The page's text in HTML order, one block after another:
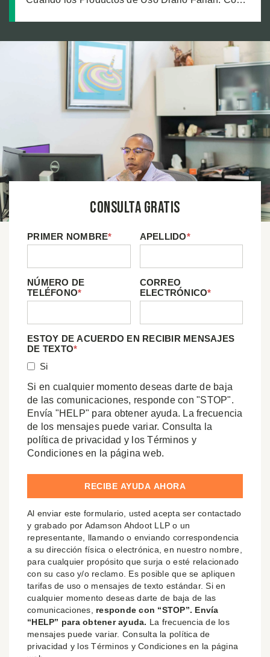
Consulta Gratis
PRIMER NOMBRE* APELLIDO*
NÚMERO DE
TELÉFONO*
CORREO
ELECTRÓNICO*
ESTOY DE ACUERDO EN RECIBIR MENSAJES
DE TEXTO*
Si
Si en cualquier momento deseas darte de baja
de las comunicaciones, responde con "STOP".
Envía "HELP" para obtener ayuda. La frecuencia
de los mensajes puede variar. Consulta la
política de privacidad y los Términos y
Condiciones en la página web.
Al enviar este formulario, usted acepta ser contactado
y grabado por Adamson Ahdoot LLP o un
representante, llamando o enviando correspondencia
a su dirección física o electrónica, en nuestro nombre,
para cualquier propósito que surja o esté relacionado
con su caso y/o reclamo. Es posible que se apliquen
tarifas de uso o mensajes de texto estándar. Si en
cualquier momento deseas darte de baja de las
comunicaciones, responde con “STOP”. Envía
“HELP” para obtener ayuda. La frecuencia de los
mensajes puede variar. Consulta la política de
privacidad y los Términos y Condiciones en la página